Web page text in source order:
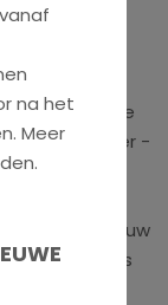
van uw
voor de
13, 8900 Ieper -
(hierna:
over hoe uw
welke cookies
uw
na het
Meer